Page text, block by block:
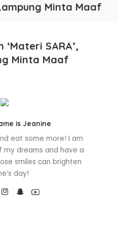
Minta Maaf
SARA’,
Minta Maaf
is Jeanine
eat some more! I am
dreams and have a
smiles can brighten
day!